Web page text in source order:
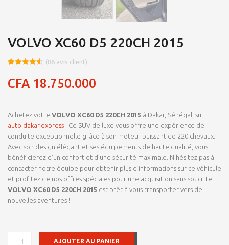
VOLVO XC60 D5 220CH 2015
sur 5
basé sur
client
(86 avis client)
CFA 18.750.000
Achetez votre VOLVO XC60 D5 220CH 2015 à Dakar, Sénégal, sur
auto.dakar.express ! Ce SUV de luxe vous offre une expérience de
conduite exceptionnelle grâce à son moteur puissant de 220 chevaux.
Avec son design élégant et ses équipements de haute qualité, vous
bénéficierez d’un confort et d’une sécurité maximale. N’hésitez pas à
contacter notre équipe pour obtenir plus d’informations sur ce véhicule
et profitez de nos offres spéciales pour une acquisition sans souci. Le
VOLVO XC60 D5 220CH 2015 est prêt à vous transporter vers de
nouvelles aventures !
QUANTITÉ
AJOUTER AU PANIER